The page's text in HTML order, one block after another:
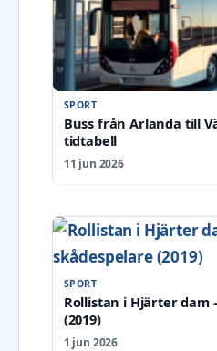
SPORT
Buss från Arlanda till
tidtabell
11 jun 2026
SPORT
Rollistan i Hjärter dam
(2019)
1 jun 2026